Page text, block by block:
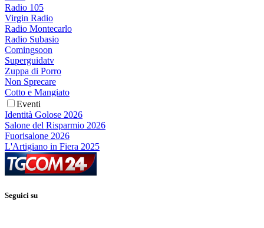
Radio 105
Virgin Radio
Radio Montecarlo
Radio Subasio
Comingsoon
Superguidatv
Zuppa di Porro
Non Sprecare
Cotto e Mangiato
Eventi
Identità Golose 2026
Salone del Risparmio 2026
Fuorisalone 2026
L'Artigiano in Fiera 2025
Seguici su